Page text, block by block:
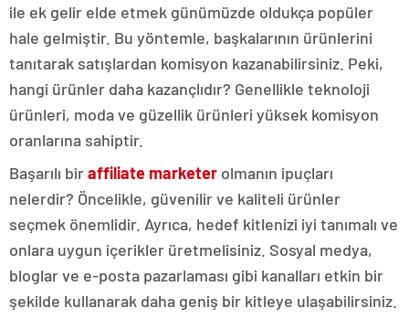
ile ek gelir elde etmek günümüzde oldukça popüler
hale gelmiştir. Bu yöntemle, başkalarının ürünlerini
tanıtarak satışlardan komisyon kazanabilirsiniz. Peki,
hangi ürünler daha kazançlıdır? Genellikle teknoloji
ürünleri, moda ve güzellik ürünleri yüksek komisyon
oranlarına sahiptir.
Başarılı biraffiliate marketer olmanın ipuçları
nelerdir? Öncelikle, güvenilir ve kaliteli ürünler
seçmek önemlidir. Ayrıca, hedef kitlenizi iyi tanımalı ve
onlara uygun içerikler üretmelisiniz. Sosyal medya,
bloglar ve e-posta pazarlaması gibi kanalları etkin bir
şekilde kullanarak daha geniş bir kitleye ulaşabilirsiniz.